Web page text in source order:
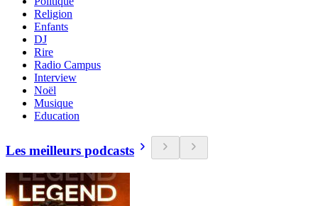
Religion
Enfants
DJ
Rire
Radio Campus
Interview
Noël
Musique
Education
Les meilleurs podcasts